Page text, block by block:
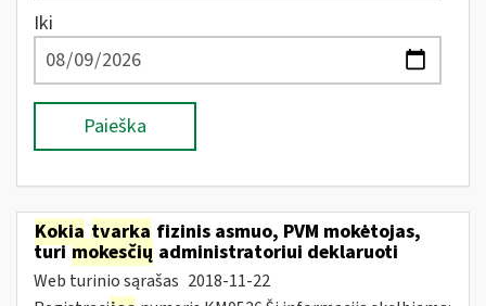
Iki
Paieška
Kokia tvarka fizinis asmuo, PVM mokėtojas,
turimokesčių administratoriui deklaruoti
Web turinio sąrašas 2018-11-22